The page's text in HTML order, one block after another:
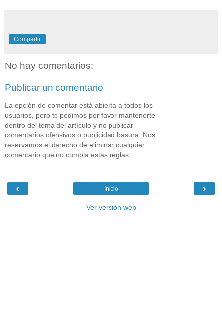
Compartir
No hay comentarios:
Publicar un comentario
La opción de comentar está abierta a todos los
usuarios, pero te pedimos por favor mantenerte
dentro del tema del artículo y no publicar
comentarios ofensivos o publicidad basura. Nos
reservamos el derecho de eliminar cualquier
comentario que no cumpla estas reglas.
‹ ›
Inicio
Ver versión web